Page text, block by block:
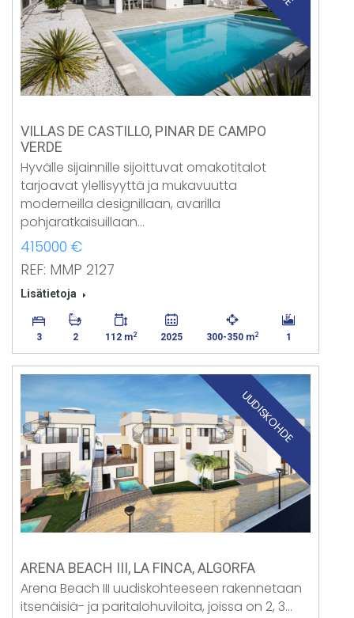
VILLAS DE CASTILLO, PINAR DE CAMPO
VERDE
Hyvälle sijainnille sijoittuvat omakotitalot
tarjoavat ylellisyyttä ja mukavuutta
moderneilla designillaan, avarilla
pohjaratkaisuillaan…
415000 €
REF: MMP 2127
Lisätietoja
3 2 112 m2 2025 300-350 m2 1
UUDISKOHDE
ARENA BEACH III, LA FINCA, ALGORFA
Arena Beach III uudiskohteeseen rakennetaan
itsenäisiä- ja paritalohuviloita, joissa on 2, 3…